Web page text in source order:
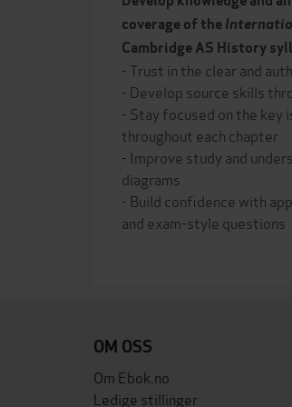
coverage of the
Cambridge AS History
- Trust in the clear and
- Develop source skills
- Stay focused on the key
throughout each chapter
- Improve study and
diagrams
- Build confidence with
and exam-style questions
OM OSS
Om Ebok.no
Ledige stillinger